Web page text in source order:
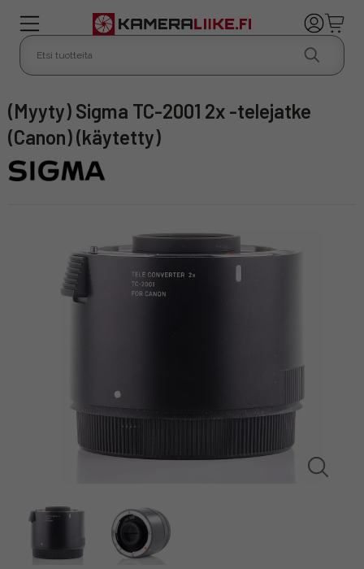
(Myyty) Sigma TC-2001 2x -telejatke
(Canon) (käytetty)